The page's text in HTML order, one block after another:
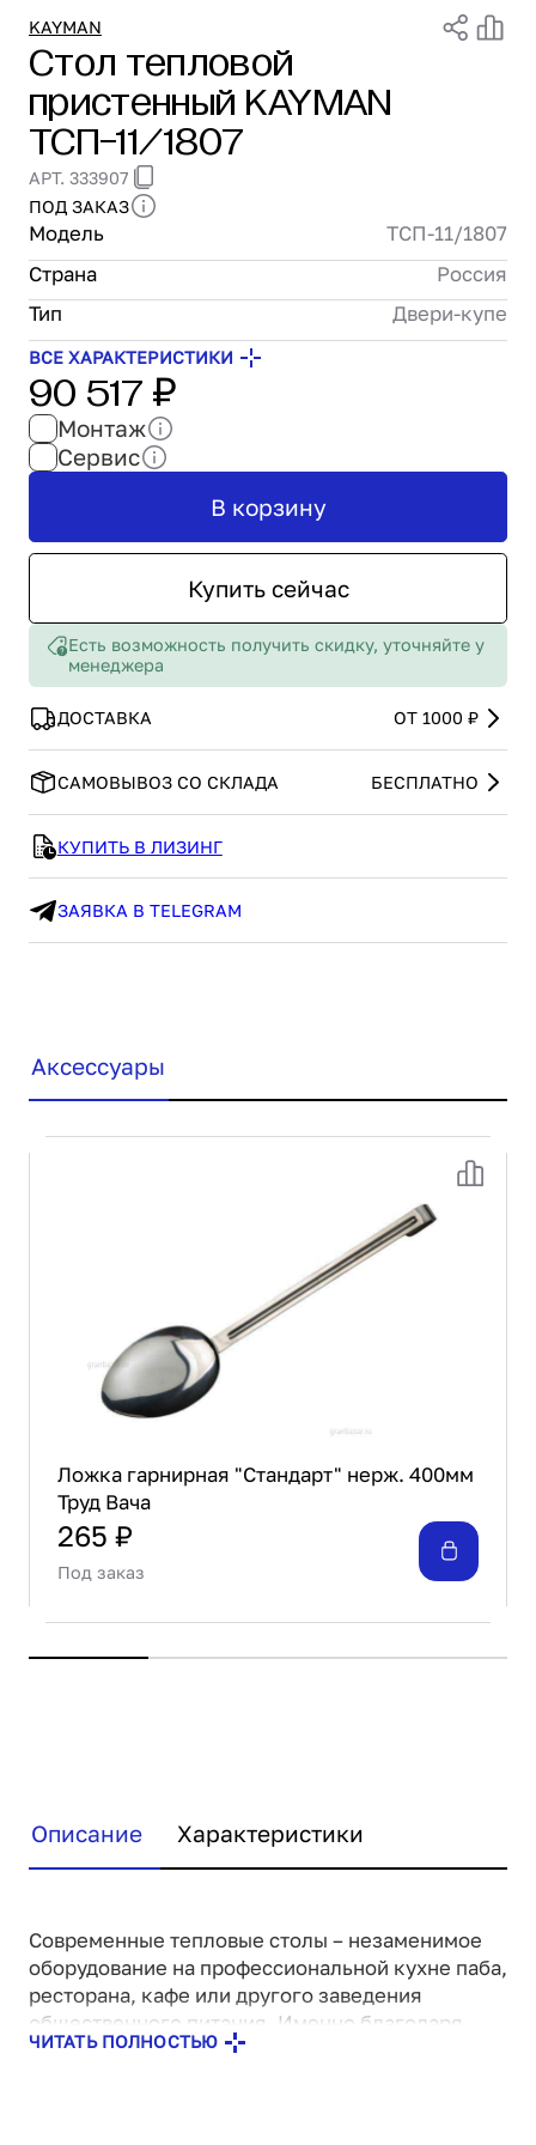
Проектирование
Сервис и монтаж
ПОКУПАТЕЛЯМ
Доставка и оплата
Гарантия и возврат
Лизинг
Акции
О нас
Бренды
Контакты
KAYMAN
Стол тепловой
пристенный KAYMAN
ТСП-11/1807
АРТ. 333907
ПОД ЗАКАЗ
Модель
ТСП-11/1807
Страна
Россия
Тип
Двери-купе
ВСЕ ХАРАКТЕРИСТИКИ
90 517 ₽
Монтаж
Сервис
Купить сейчас
В корзину
Есть возможность получить скидку, уточняйте у
менеджера
ДОСТАВКА ОТ 1000 ₽
САМОВЫВОЗ СО СКЛАДА БЕСПЛАТНО
КУПИТЬ В ЛИЗИНГ
ЗАЯВКА В TELEGRAM
Аксессуары
Ложка гарнирная "Стандарт" нерж. 400мм
Труд Вача
265 ₽
Под заказ
Описание Характеристики
Современные тепловые столы – незаменимое
оборудование на профессиональной кухне паба,
ресторана, кафе или другого заведения
общественного питания. Именно благодаря
этим устройствам удается сохранять еду и
ЧИТАТЬ ПОЛНОСТЬЮ